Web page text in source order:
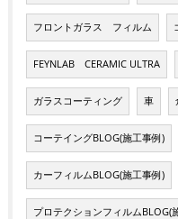
フロントガラス フィルム
FEYNLAB CERAMIC ULTRA
ガラスコーティング 車
コーテイングBLOG(施工事例)
カーフィルムBLOG(施工事例)
プロテクションフィルムBLOG(